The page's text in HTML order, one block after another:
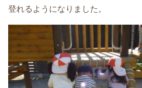
登れるようになりました。